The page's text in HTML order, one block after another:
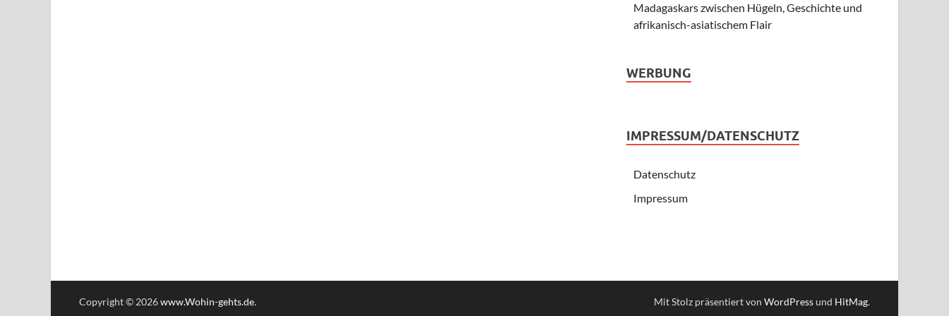
Madagaskars zwischen Hügeln, Geschichte und
afrikanisch-asiatischem Flair
WERBUNG
IMPRESSUM/DATENSCHUTZ
Datenschutz
Impressum
Copyright © 2026www.Wohin-gehts.de. Mit Stolz präsentiert von WordPressund HitMag.